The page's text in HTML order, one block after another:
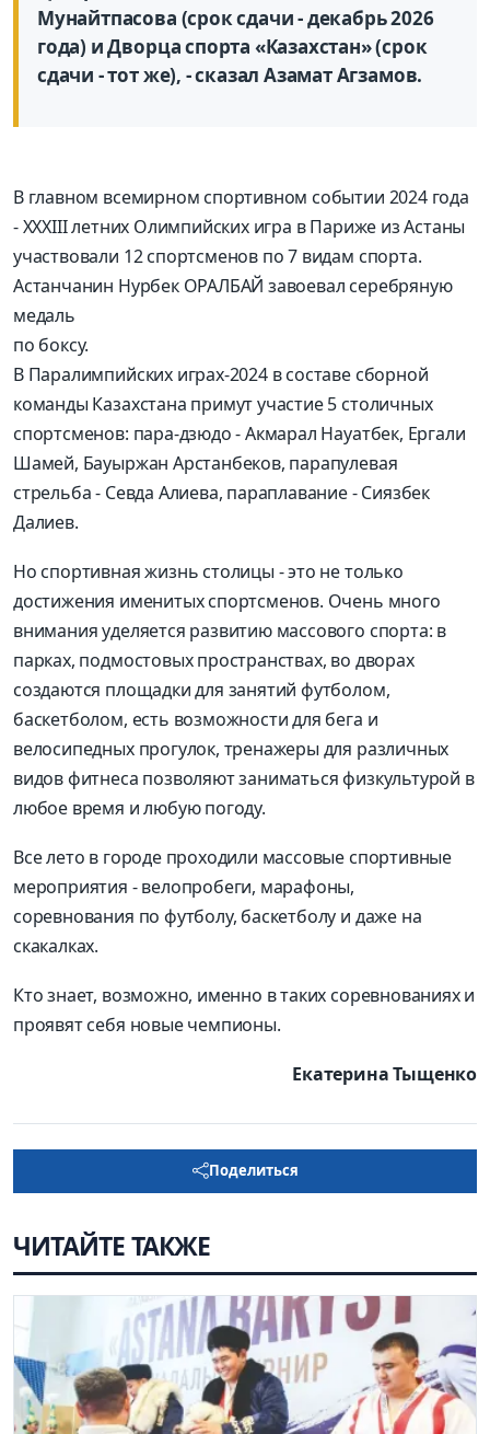
Мунайтпасова (срок сдачи - декабрь 2026
года) и Дворца спорта «Казахстан» (срок
сдачи - тот же), - сказал Азамат Агзамов.
В главном всемирном спортивном событии 2024 года
- XXXIII летних Олимпийских игра в Париже из Астаны
участвовали 12 спортсменов по 7 видам спорта.
Астанчанин Нурбек ОРАЛБАЙ завоевал серебряную
медаль
по боксу.
В Паралимпийских играх-2024 в составе сборной
команды Казахстана примут участие 5 столичных
спортсменов: пара-дзюдо - Акмарал Науатбек, Ергали
Шамей, Бауыржан Арстанбеков, парапулевая
стрельба - Севда Алиева, параплавание - Сиязбек
Далиев.
Но спортивная жизнь столицы - это не только
достижения именитых спортсменов. Очень много
внимания уделяется развитию массового спорта: в
парках, подмостовых пространствах, во дворах
создаются площадки для занятий футболом,
баскетболом, есть возможности для бега и
велосипедных прогулок, тренажеры для различных
видов фитнеса позволяют заниматься физкультурой в
любое время и любую погоду.
Все лето в городе проходили массовые спортивные
мероприятия - велопробеги, марафоны,
соревнования по футболу, баскетболу и даже на
скакалках.
Кто знает, возможно, именно в таких соревнованиях и
проявят себя новые чемпионы.
Екатерина Тыщенко
Поделиться
ЧИТАЙТЕ ТАКЖЕ